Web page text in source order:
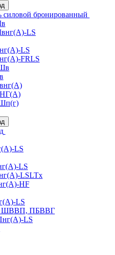
силовой бронированный
LS
LS
FRLS
LS
LS
LSLTx
HF
LS
ПБВВГ
LS